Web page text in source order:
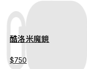
酷洛米魔鏡
$750